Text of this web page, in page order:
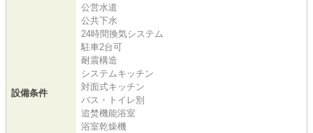
設備条件
公営水道
公共下水
24時間換気システム
駐車2台可
耐震構造
システムキッチン
対面式キッチン
バス・トイレ別
追焚機能浴室
浴室乾燥機